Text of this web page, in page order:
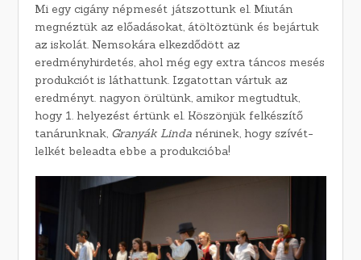
Mi egy cigány népmesét játszottunk el. Miután
megnéztük az előadásokat, átöltöztünk és bejártuk
az iskolát. Nemsokára elkezdődött az
eredményhirdetés, ahol még egy extra táncos mesés
produkciót is láthattunk. Izgatottan vártuk az
eredményt. nagyon örültünk, amikor megtudtuk,
hogy 1. helyezést értünk el. Köszönjük felkészítő
tanárunknak, Granyák Linda néninek, hogy szívét-
lelkét beleadta ebbe a produkcióba!